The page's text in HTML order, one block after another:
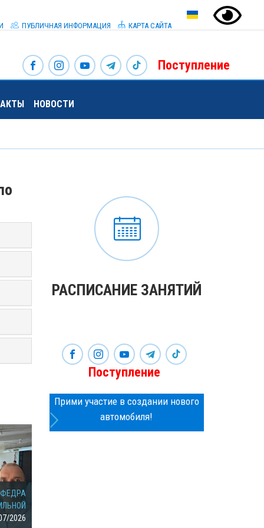
ПУБЛИЧНАЯ ИНФОРМАЦИЯ КАРТА САЙТА
Поступление
НОВОСТИ
2026
РАСПИСАНИЕ ЗАНЯТИЙ
Поступление
Прими участие в создании нового
автомобиля!